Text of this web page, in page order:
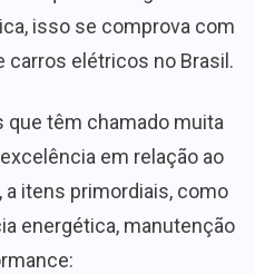
isso se comprova com
elétricos no Brasil.
que têm chamado muita
em relação ao
itens primordiais, como
energética, manutenção